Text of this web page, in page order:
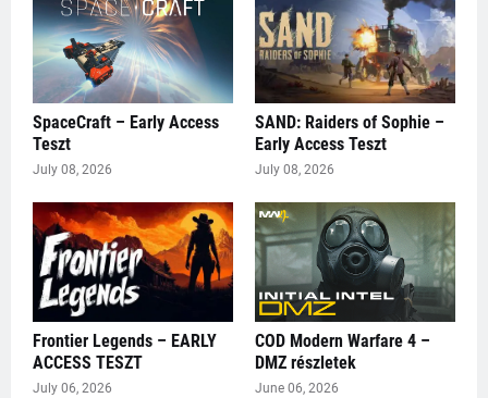
SpaceCraft – Early Access
Teszt
July 08, 2026
SAND: Raiders of Sophie –
Early Access Teszt
July 08, 2026
Frontier Legends – EARLY
ACCESS TESZT
July 06, 2026
COD Modern Warfare 4 –
DMZ részletek
June 06, 2026